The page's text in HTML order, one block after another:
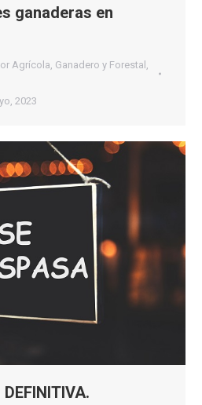
ganaderas en
Agrícola, Ganadero y Forestal ,
2023
DEFINITIVA.